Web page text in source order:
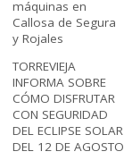
máquinas en
Callosa de Segura
y Rojales
TORREVIEJA
INFORMA SOBRE
CÓMO DISFRUTAR
CON SEGURIDAD
DEL ECLIPSE SOLAR
DEL 12 DE AGOSTO